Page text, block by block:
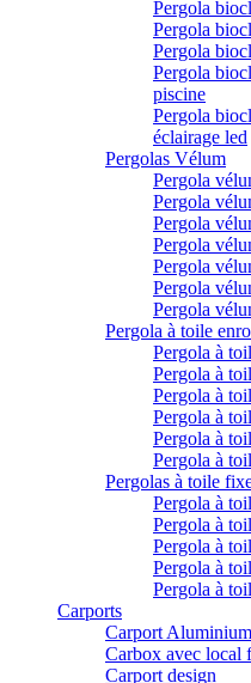
Pergola
Pergola
Pergola
Pergola
piscine
Pergola
éclairage led
Pergolas Vélum
Pergola
Pergola
Pergola
Pergola
Pergola
Pergola
Pergola
Pergola à toile
Pergola à
Pergola à
Pergola à
Pergola à
Pergola à
Pergola à
Pergolas à toile
Pergola à
Pergola à
Pergola à
Pergola à
Pergola à
Carports
Carport Aluminium
Carbox avec local
Carport design